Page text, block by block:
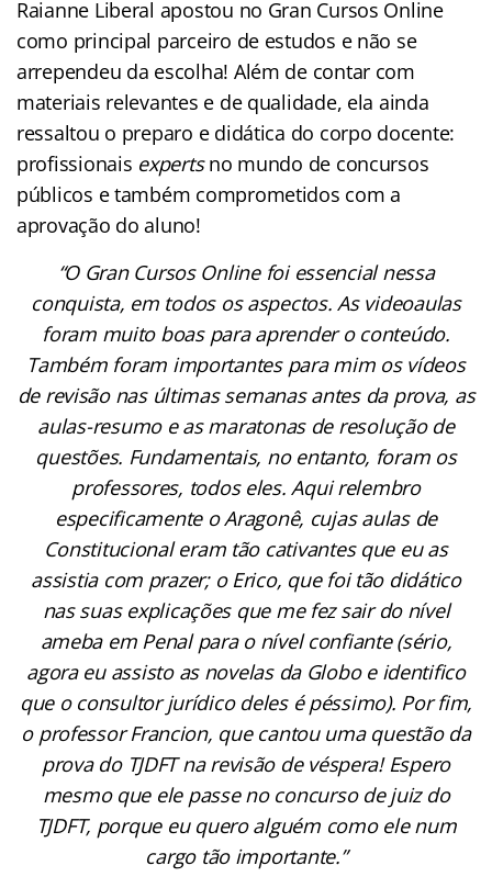
Raianne Liberal apostou no Gran Cursos Online
como principal parceiro de estudos e não se
arrependeu da escolha! Além de contar com
materiais relevantes e de qualidade, ela ainda
ressaltou o preparo e didática do corpo docente:
profissionais expertsno mundo de concursos
públicos e também comprometidos com a
aprovação do aluno!
“O Gran Cursos Online foi essencial nessa
conquista, em todos os aspectos. As videoaulas
foram muito boas para aprender o conteúdo.
Também foram importantes para mim os vídeos
de revisão nas últimas semanas antes da prova, as
aulas-resumo e as maratonas de resolução de
questões. Fundamentais, no entanto, foram os
professores, todos eles. Aqui relembro
especificamente o Aragonê, cujas aulas de
Constitucional eram tão cativantes que eu as
assistia com prazer; o Erico, que foi tão didático
nas suas explicações que me fez sair do nível
ameba em Penal para o nível confiante (sério,
agora eu assisto as novelas da Globo e identifico
que o consultor jurídico deles é péssimo). Por fim,
o professor Francion, que cantou uma questão da
prova do TJDFT na revisão de véspera! Espero
mesmo que ele passe no concurso de juiz do
TJDFT, porque eu quero alguém como ele num
cargo tão importante.”